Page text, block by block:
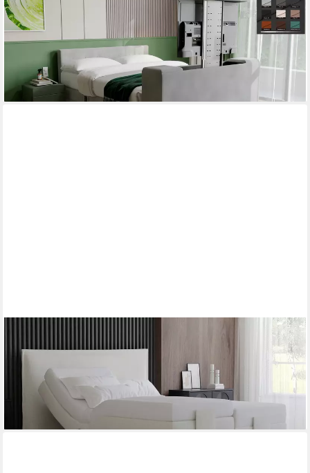
PAARA
Boxspringbett mit TV Lift elektrisch verstellbar mit Motor mit
alles - Modell 25GM, mit Belüftungssystem
ab 2.435,00 €
lieferbar in 5 Wochen
Boxspringbett elektrisch verstellbar mit Motor alle Größen
Modell Madrid GM, mit einzigartigem Belüftungssystem
ab 1.411,00 €
lieferbar in 5 Wochen